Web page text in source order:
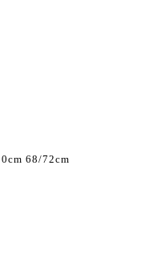
68/72cm